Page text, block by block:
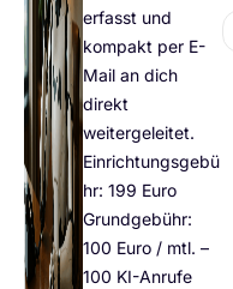
erfasst und
kompakt per E-
Mail an dich
direkt
weitergeleitet.
Einrichtungsgebü
hr: 199 Euro
Grundgebühr:
100 Euro / mtl. –
100 KI-Anrufe